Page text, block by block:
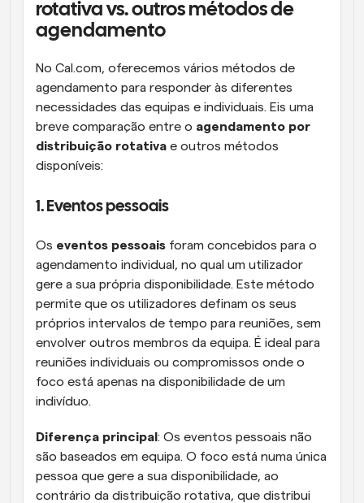
rotativa vs. outros métodos de
agendamento
No Cal.com, oferecemos vários métodos de
agendamento para responder às diferentes
necessidades das equipas e individuais. Eis uma
breve comparação entre o agendamento por
distribuição rotativa e outros métodos
disponíveis:
1. Eventos pessoais
Os eventos pessoais foram concebidos para o
agendamento individual, no qual um utilizador
gere a sua própria disponibilidade. Este método
permite que os utilizadores definam os seus
próprios intervalos de tempo para reuniões, sem
envolver outros membros da equipa. É ideal para
reuniões individuais ou compromissos onde o
foco está apenas na disponibilidade de um
indivíduo.
Diferença principal : Os eventos pessoais não
são baseados em equipa. O foco está numa única
pessoa que gere a sua disponibilidade, ao
contrário da distribuição rotativa, que distribui